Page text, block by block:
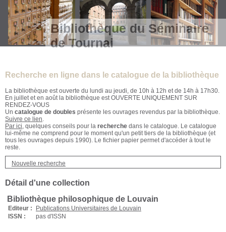
Bibliothèque du Séminaire
de Tournai
Recherche en ligne dans le catalogue de la bibliothèque
La bibliothèque est ouverte du lundi au jeudi, de 10h à 12h et de 14h à 17h30.
En juillet et en août la bibliothèque est OUVERTE UNIQUEMENT SUR
RENDEZ-VOUS
Un catalogue de doubles présente les ouvrages revendus par la bibliothèque.
Suivre ce lien.
Par ici, quelques conseils pour la recherche dans le catalogue. Le catalogue
lui-même ne comprend pour le moment qu'un petit tiers de la bibliothèque (et
tous les ouvrages depuis 1990). Le fichier papier permet d'accéder à tout le
reste.
Nouvelle recherche
Détail d'une collection
Bibliothèque philosophique de Louvain
Editeur :
Publications Universitaires de Louvain
ISSN :
pas d'ISSN